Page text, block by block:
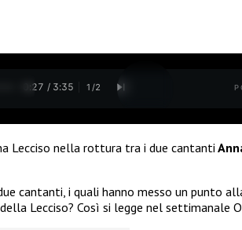
0:28 / 3:35 1 /2
Lecciso nella rottura tra i due cantanti
cantanti, i quali hanno messo un punto
Lecciso? Così si legge nel settimanale